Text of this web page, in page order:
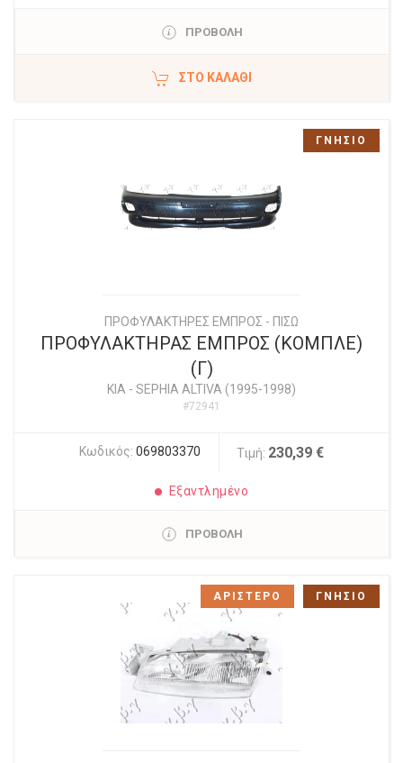
ΠΡΟΒΟΛΗ
ΣΤΟ ΚΑΛΆΘΙ
ΠΡΟΦΥΛΑΚΤΗΡΕΣ ΕΜΠΡΟΣ - ΠΙΣΩ
ΠΡΟΦΥΛΑΚΤΗΡΑΣ ΕΜΠΡΟΣ (ΚΟΜΠΛΕ)
(Γ)
KIA - SEPHIA ALTIVA (1995-1998)
#72941
Κωδικός: 069803370 Τιμή: 230,39 €
Εξαντλημένο
ΠΡΟΒΟΛΗ
ΓΝΗΣΙΟ
ΑΡΙΣΤΕΡΟ ΓΝΗΣΙΟ